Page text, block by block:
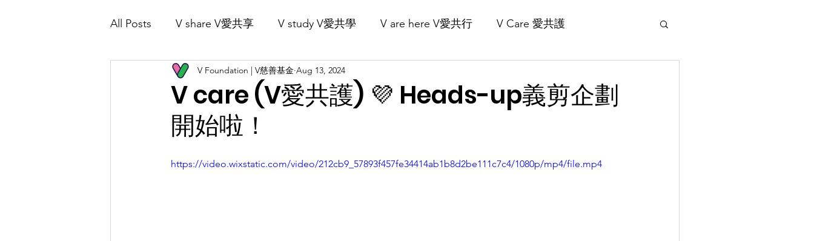
About Us 關於我們 Our Projects 核心項目 Recruitment 義工招募 Get Involved 立即行動
All Posts V share V愛共享 V study V愛共學 V are here V愛共行 V Care 愛共護
V Play 愛共樂
V care (V愛共護) 💜 Heads-up義剪企劃
開始啦！
V Foundation | V慈善基金 Aug 13, 2024
https://video.wixstatic.com/video/212cb9_57893f457fe34414ab1b8d2be111c7c4/1080p/mp4/file.mp4